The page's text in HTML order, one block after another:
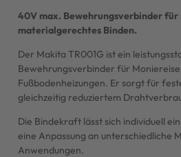
40V max. Bewehrungsverbinder für
materialgerechtes Binden.
Der Makita TR001G ist ein
Bewehrungsverbinder für
Fußbodenheizungen. Er sorgt für
gleichzeitig reduziertem
Die Bindekraft lässt sich individuell
eine Anpassung an unterschiedliche
Anwendungen.